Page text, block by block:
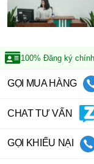
100% Đăng ký
GỌI MUA HÀNG
CHAT TƯ VẤN
GỌI KHIẾU NẠI